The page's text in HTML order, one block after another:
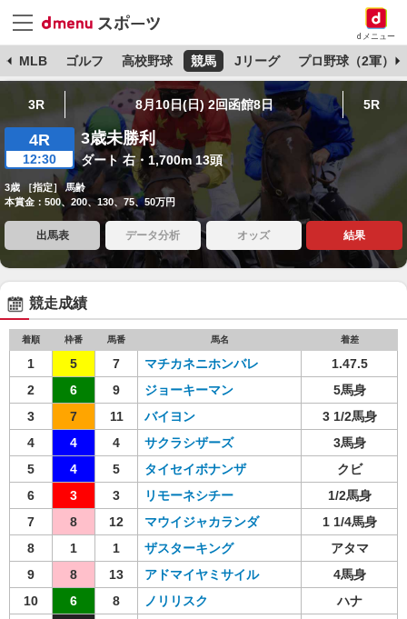
dメニュー
MLB ゴルフ 高校野球 競馬 Jリーグ プロ野球（2軍）
3R 8月10日(日) 2回函館8日 5R
4R
12:30
3歳未勝利
ダート 右・1,700m 13頭
3歳 ［指定］ 馬齢
本賞金：500、200、130、75、50万円
出馬表 データ分析 オッズ 結果
競走成績
着順 枠番 馬番 馬名 着差
1 5 7 マチカネニホンバレ
1.47.5
2
6 9 ジョーキーマン
5馬身
3
7 11 バイヨン
3 1/2馬身
4
4 4 サクラシザーズ
3馬身
5
4 5 タイセイボナンザ
クビ
6
3 3 リモーネシチー
1/2馬身
7
8 12 マウイジャカランダ
1 1/4馬身
8
1 1 ザスターキング
アタマ
9
8 13 アドマイヤミサイル
4馬身
10
6 8 ノリリスク
ハナ